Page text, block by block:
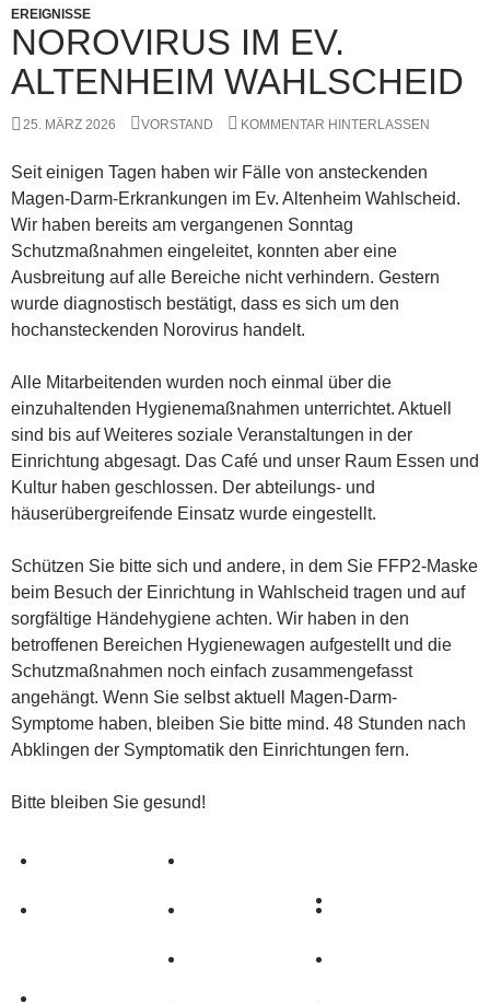
EREIGNISSE
NOROVIRUS IM EV.
ALTENHEIM WAHLSCHEID
25. MÄRZ 2026 VORSTAND KOMMENTAR HINTERLASSEN
Seit einigen Tagen haben wir Fälle von ansteckenden
Magen-Darm-Erkrankungen im Ev. Altenheim Wahlscheid.
Wir haben bereits am vergangenen Sonntag
Schutzmaßnahmen eingeleitet, konnten aber eine
Ausbreitung auf alle Bereiche nicht verhindern. Gestern
wurde diagnostisch bestätigt, dass es sich um den
hochansteckenden Norovirus handelt.
Alle Mitarbeitenden wurden noch einmal über die
einzuhaltenden Hygienemaßnahmen unterrichtet. Aktuell
sind bis auf Weiteres soziale Veranstaltungen in der
Einrichtung abgesagt. Das Café und unser Raum Essen und
Kultur haben geschlossen. Der abteilungs- und
häuserübergreifende Einsatz wurde eingestellt.
Schützen Sie bitte sich und andere, in dem Sie FFP2-Maske
beim Besuch der Einrichtung in Wahlscheid tragen und auf
sorgfältige Händehygiene achten. Wir haben in den
betroffenen Bereichen Hygienewagen aufgestellt und die
Schutzmaßnahmen noch einfach zusammengefasst
angehängt. Wenn Sie selbst aktuell Magen-Darm-
Symptome haben, bleiben Sie bitte mind. 48 Stunden nach
Abklingen der Symptomatik den Einrichtungen fern.
Bitte bleiben Sie gesund!